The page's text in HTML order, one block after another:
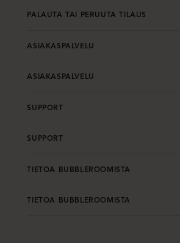
PALAUTA TAI PERUUTA TILAUS
ASIAKASPALVELU
ASIAKASPALVELU
SUPPORT
SUPPORT
TIETOA BUBBLEROOMISTA
TIETOA BUBBLEROOMISTA